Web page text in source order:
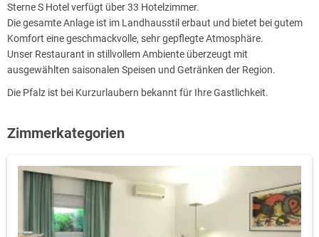
Sterne S Hotel verfügt über 33 Hotelzimmer.
Die gesamte Anlage ist im Landhausstil erbaut und bietet bei gutem
Komfort eine geschmackvolle, sehr gepflegte Atmosphäre.
Unser Restaurant in stillvollem Ambiente überzeugt mit
ausgewählten saisonalen Speisen und Getränken der Region.
Die Pfalz ist bei Kurzurlaubern bekannt für Ihre Gastlichkeit.
Zimmerkategorien